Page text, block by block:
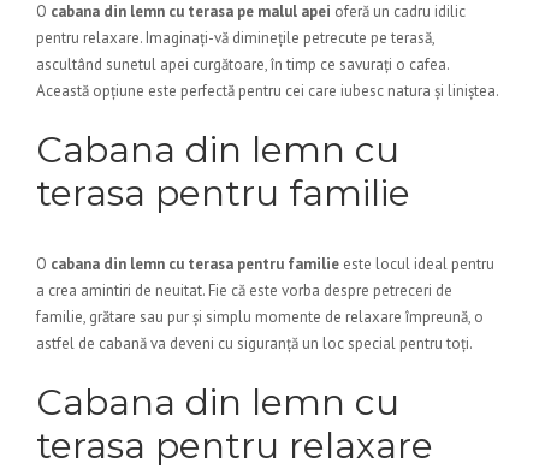
O cabana din lemn cu terasa pe malul apei oferă un cadru idilic
pentru relaxare. Imaginați-vă diminețile petrecute pe terasă,
ascultând sunetul apei curgătoare, în timp ce savurați o cafea.
Această opțiune este perfectă pentru cei care iubesc natura și liniștea.
Cabana din lemn cu
terasa pentru familie
O cabana din lemn cu terasa pentru familie este locul ideal pentru
a crea amintiri de neuitat. Fie că este vorba despre petreceri de
familie, grătare sau pur și simplu momente de relaxare împreună, o
astfel de cabană va deveni cu siguranță un loc special pentru toți.
Cabana din lemn cu
terasa pentru relaxare